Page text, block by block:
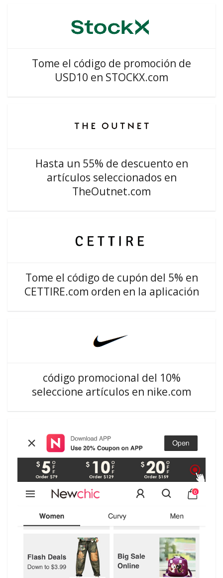
Tome el código de promoción de
USD10 en STOCKX.com
Hasta un 55% de descuento en
artículos seleccionados en
TheOutnet.com
Tome el código de cupón del 5% en
CETTIRE.com orden en la aplicación
código promocional del 10%
seleccione artículos en nike.com